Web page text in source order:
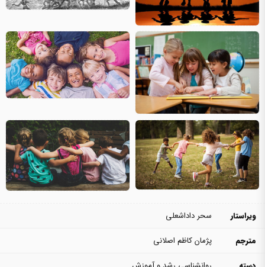
ویراستار
سحر داداشعلی
مترجم
پژمان کاظم اصلانی